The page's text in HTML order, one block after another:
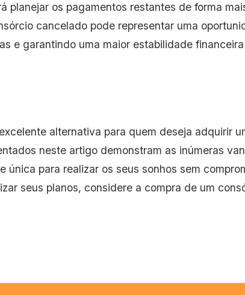
planejar os pagamentos restantes de forma
cancelado pode representar uma
e garantindo uma maior estabilidade
alternativa para quem deseja adquirir
neste artigo demonstram as inúmeras
para realizar os seus sonhos sem
seus planos, considere a compra de um